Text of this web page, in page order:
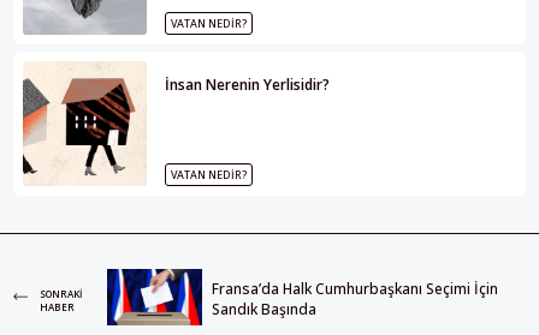
VATAN NEDIR?
İnsan Nerenin Yerlisidir?
VATAN NEDIR?
SONRAKI
HABER
Fransa’da Halk Cumhurbaşkanı Seçimi İçin
Sandık Başında